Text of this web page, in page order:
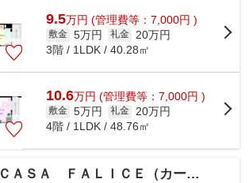
9.5万円 (管理費等：7,000円 )
敷金 5万円 礼金
20万円
3階 / 1LDK / 40.28㎡
10.6万円 (管理費等：7,000円 )
敷金 5万円 礼金
20万円
4階 / 1LDK / 48.76㎡
ＣＡＳＡ ＦＡＬＩＣＥ（カーサフェリーチェ）